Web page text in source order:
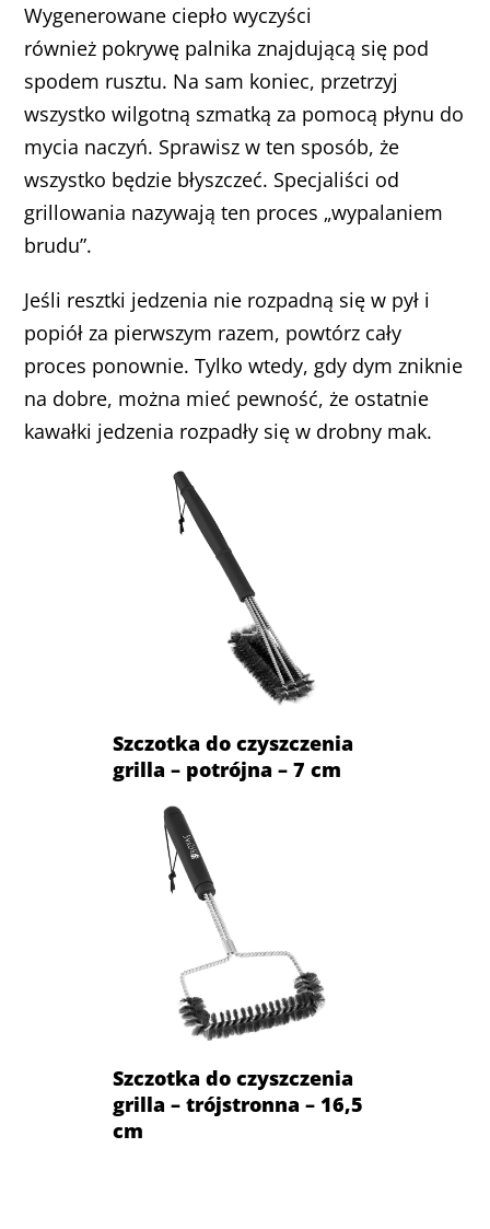
Wygenerowane ciepło wyczyści
również pokrywę palnika znajdującą się pod
spodem rusztu. Na sam koniec, przetrzyj
wszystko wilgotną szmatką za pomocą płynu do
mycia naczyń. Sprawisz w ten sposób, że
wszystko będzie błyszczeć. Specjaliści od
grillowania nazywają ten proces „wypalaniem
brudu”.
Jeśli resztki jedzenia nie rozpadną się w pył i
popiół za pierwszym razem, powtórz cały
proces ponownie. Tylko wtedy, gdy dym zniknie
na dobre, można mieć pewność, że ostatnie
kawałki jedzenia rozpadły się w drobny mak.
Szczotka do czyszczenia
grilla – potrójna – 7 cm
Szczotka do czyszczenia
grilla – trójstronna – 16,5
cm